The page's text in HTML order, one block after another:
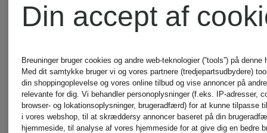
Skuldertaske
THE
SIENA
3.915 kr
THE
HUDSON
4.715 kr
Din accept af
Breuninger bruger cookies og andre web-teknologier (”tools”) på denne
Med dit samtykke bruger vi og vores partnere (tredjepartsudbydere)
din shoppingoplevelse og vores online tilbud og vise annoncer på
relevante for dig. Vi behandler personoplysninger (f.eks. IP-adresser,
browser- og lokationsoplysninger, brugeradfærd) for at kunne tilpasse
i vores webshop, til at skræddersy annoncer baseret på din
hjemmeside, til analyse af vores hjemmeside for at give dig en bedre